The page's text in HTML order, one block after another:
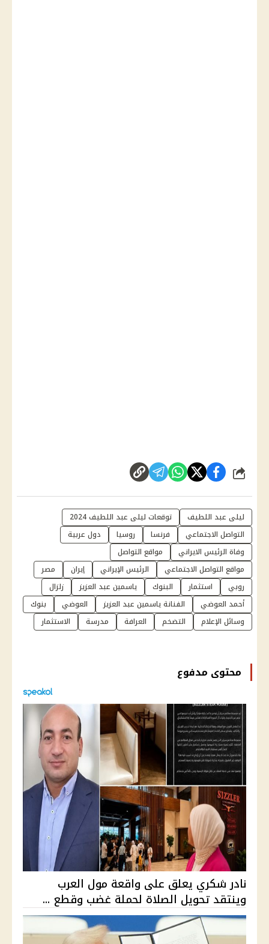
شارك
ليلى عبد اللطيف
توقعات ليلى عبد اللطيف 2024
التواصل الاجتماعي
فرنسا روسيا
دول عربية
وفاة الرئيس الايراني
مواقع التواصل
مواقع التواصل الاجتماعي
الرئيس الإيراني إيران
مصر
روبي
استثمار البنوك ياسمين عبد العزيز
زلزال
أحمد العوضي
الفنانة ياسمين عبد العزيز العوضي
بنوك
وسائل الإعلام
التضخم العرافة مدرسة الاستثمار
محتوى مدفوع
نادر شكري يعلق على واقعة مول العرب
وينتقد تحويل الصلاة لحملة غضب وقطع ...